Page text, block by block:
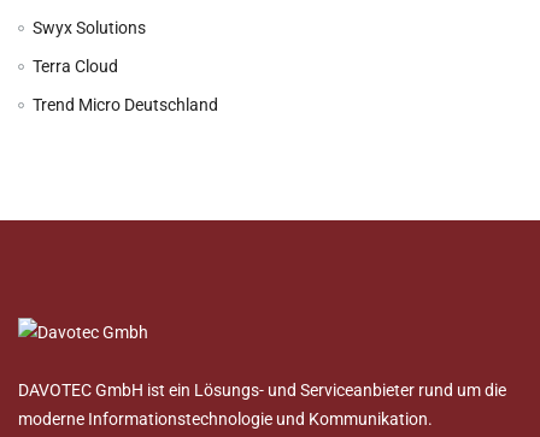
Swyx Solutions
Terra Cloud
Trend Micro Deutschland
DAVOTEC GmbH ist ein Lösungs- und Serviceanbieter rund um die
moderne Informationstechnologie und Kommunikation.